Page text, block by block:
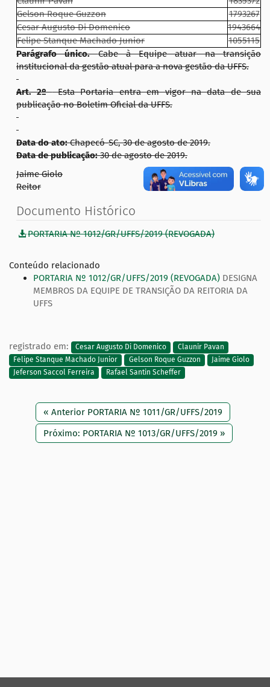
Gelson Roque Guzzon
1793267
Cesar Augusto Di Domenico
1943664
Felipe Stanque Machado Junior
1055115
Parágrafo único.Cabe à Equipe atuar na transição
institucional da gestão atual para a nova gestão da UFFS.
Art. 2ºEsta Portaria entra em vigor na data de sua
publicação no Boletim Oficial da UFFS.
Data do ato: Chapecó-SC, 30 de agosto de 2019.
Data de publicação:30 de agosto de 2019.
Jaime Giolo
Reitor
Documento Histórico
PORTARIA Nº 1012/GR/UFFS/2019 (REVOGADA)
Conteúdo relacionado
PORTARIA Nº 1012/GR/UFFS/2019 (REVOGADA) DESIGNA
MEMBROS DA EQUIPE DE TRANSIÇÃO DA REITORIA DA
UFFS
registrado em: Cesar Augusto Di Domenico
Claunir Pavan
Felipe Stanque Machado Junior
Gelson Roque Guzzon
Jaime Giolo
Jeferson Saccol Ferreira
Rafael Santin Scheffer
« Anterior PORTARIA Nº 1011/GR/UFFS/2019
Próximo: PORTARIA Nº 1013/GR/UFFS/2019 »